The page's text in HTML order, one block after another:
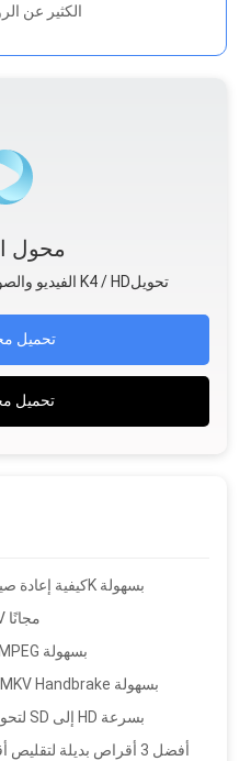
الكثير عن
محول
الفيديو والصوت والتحرير إلى أي شكل K4 / HDتحويل
تحميل
تحميل
[دليل 2025] كيفية إعادة صياغة الفيديو إلى 4K بسهولة
إرشادات لتحويل AVI إلى MKV مجانًا
طرق بسيطة لتحويل AVI إلى MPEG بسهولة
كيف يمكنني تحويل M4V إلى MKV Handbrake بسهولة
أفضل محولات SD إلى HD لتحويل SD إلى HD بسرعة
أفضل 3 أقراص بديلة